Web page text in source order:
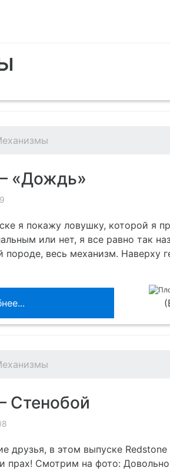
«Дождь»
я покажу ловушку, которой я
или нет, я все равно так
породе, весь механизм. Наверху
Стенобой
друзья, в этом выпуске
прах! Смотрим на фото: